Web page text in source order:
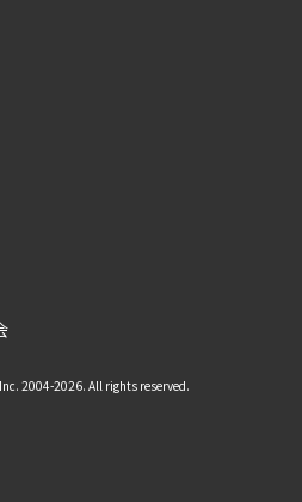
2004-2026. All rights reserved.